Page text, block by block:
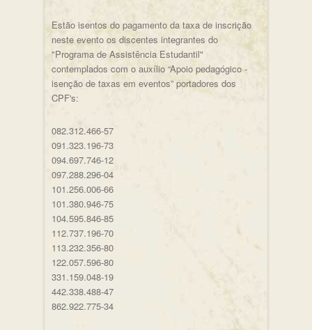
Estão isentos do pagamento da taxa de inscrição
neste evento os discentes integrantes do
"Programa de Assistência Estudantil"
contemplados com o auxílio “Apoio pedagógico -
isenção de taxas em eventos” portadores dos
CPF's:
082.312.466-57
091.323.196-73
094.697.746-12
097.288.296-04
101.256.006-66
101.380.946-75
104.595.846-85
112.737.196-70
113.232.356-80
122.057.596-80
331.159.048-19
442.338.488-47
862.922.775-34